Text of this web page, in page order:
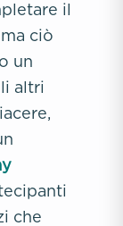
il
ciò
un
altri
che